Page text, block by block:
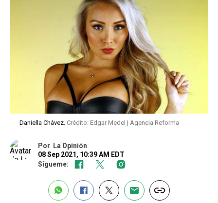
Daniella Chávez. Crédito: Edgar Medel | Agencia Reforma
Por La Opinión
08 Sep 2021, 10:39 AM EDT
Sígueme: